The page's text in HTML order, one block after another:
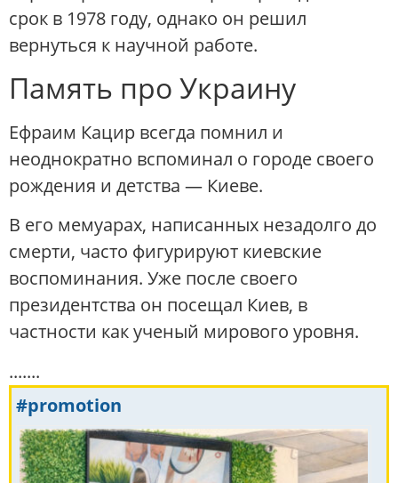
срок в 1978 году, однако он решил
вернуться к научной работе.
Память про Украину
Ефраим Кацир всегда помнил и
неоднократно вспоминал о городе своего
рождения и детства — Киеве.
В его мемуарах, написанных незадолго до
смерти, часто фигурируют киевские
воспоминания. Уже после своего
президентства он посещал Киев, в
частности как ученый мирового уровня.
.......
#promotion